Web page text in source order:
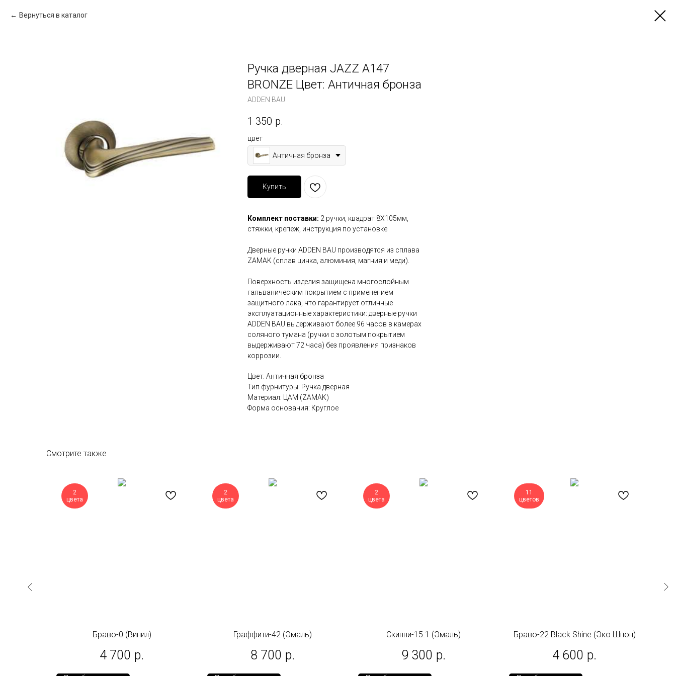
Вернуться в каталог
Ручка дверная JAZZ A147
BRONZE Цвет: Античная бронза
ADDEN BAU
1 350 р.
цвет
Античная бронза
Купить
Комплект поставки: 2 ручки, квадрат 8Х105мм,
стяжки, крепеж, инструкция по установке
Дверные ручки ADDEN BAU производятся из сплава
ZAMAK (сплав цинка, алюминия, магния и меди).
Поверхность изделия защищена многослойным
гальваническим покрытием с применением
защитного лака, что гарантирует отличные
эксплуатационные характеристики: дверные ручки
ADDEN BAU выдерживают более 96 часов в камерах
соляного тумана (ручки с золотым покрытием
выдерживают 72 часа) без проявления признаков
коррозии.
Цвет: Античная бронза
Тип фурнитуры: Ручка дверная
Материал: ЦАМ (ZAMAK)
Форма основания: Круглое
Смотрите также
2
цвета
Браво-0 (Винил)
4 700 р.
2
цвета
Граффити-42 (Эмаль)
8 700 р.
2
цвета
Скинни-15.1 (Эмаль)
9 300 р.
11
цветов
Браво-22 Black Shine (Эко Шпон)
4 600 р.